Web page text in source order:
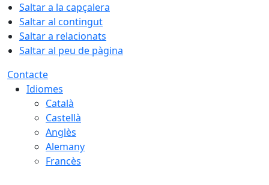
Saltar a la capçalera
Saltar al contingut
Saltar a relacionats
Saltar al peu de pàgina
Contacte
Idiomes
Català
Castellà
Anglès
Alemany
Francès